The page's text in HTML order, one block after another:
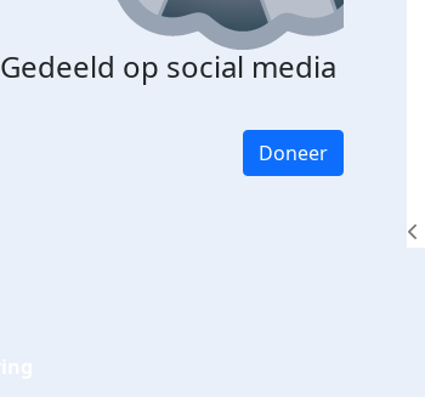
Gedeeld op social media
Doneer